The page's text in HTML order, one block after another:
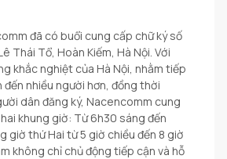
đã có buổi cung cấp chữ ký số
Thái Tổ, Hoàn Kiếm, Hà Nội. Với
khắc nghiệt của Hà Nội, nhằm tiếp
nhiều người hơn, đồng thời
dân đăng ký, Nacencomm cung
khung giờ: Từ 6h30 sáng đến
giờ thứ Hai từ 5 giờ chiều đến 8 giờ
không chỉ chủ động tiếp cận và hỗ